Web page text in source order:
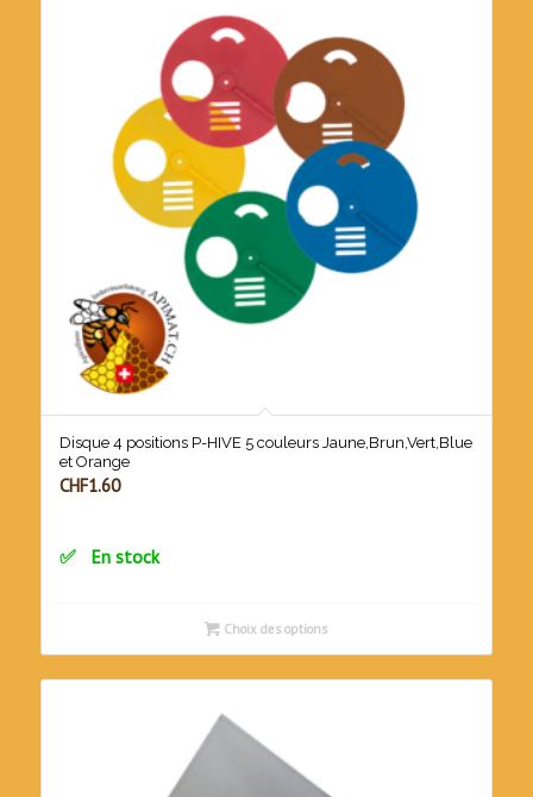
Disque 4 positions P-HIVE 5 couleurs Jaune,Brun,Vert,Blue
et Orange
CHF1.60
En stock
Choix des options